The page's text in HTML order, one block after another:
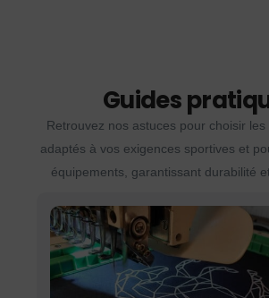
Guides
Retrouvez nos astuces pour choisir les
adaptés à vos exigences sportives et
équipements, garantissant durabilité